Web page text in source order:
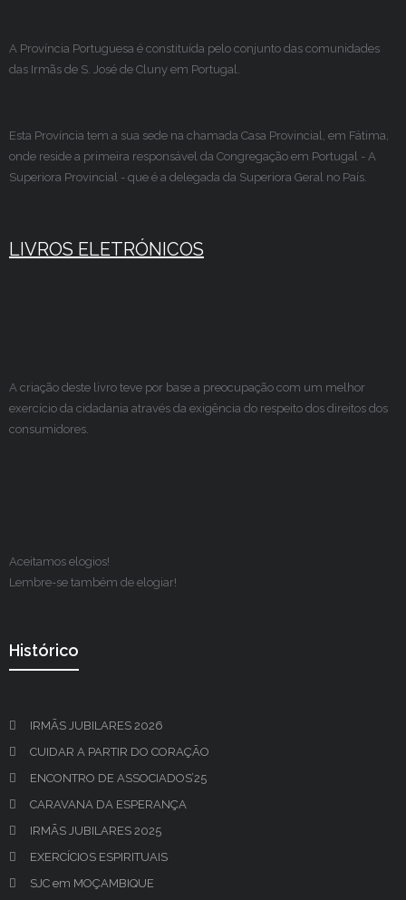
A Província Portuguesa é constituída pelo conjunto das comunidades
das Irmãs de S. José de Cluny em Portugal.
Esta Província tem a sua sede na chamada Casa Provincial, em Fátima,
onde reside a primeira responsável da Congregação em Portugal - A
Superiora Provincial - que é a delegada da Superiora Geral no País.
LIVROS ELETRÓNICOS
A criação deste livro teve por base a preocupação com um melhor
exercício da cidadania através da exigência do respeito dos direitos dos
consumidores.
Aceitamos elogios!
Lembre-se também de elogiar!
Histórico
IRMÃS JUBILARES 2026
CUIDAR A PARTIR DO CORAÇÃO
ENCONTRO DE ASSOCIADOS’25
CARAVANA DA ESPERANÇA
IRMÃS JUBILARES 2025
EXERCÍCIOS ESPIRITUAIS
SJC em MOÇAMBIQUE